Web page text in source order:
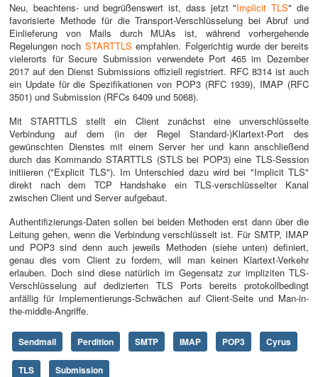
Neu, beachtens- und begrüßenswert ist, dass jetzt "Implicit TLS" die
favorisierte Methode für die Transport-Verschlüsselung bei Abruf und
Einlieferung von Mails durch MUAs ist, während vorhergehende
Regelungen noch STARTTLS empfahlen. Folgerichtig wurde der bereits
vielerorts für Secure Submission verwendete Port 465 im Dezember
2017 auf den Dienst Submissions offiziell registriert. RFC 8314 ist auch
ein Update für die Spezifikationen von POP3 (RFC 1939), IMAP (RFC
3501) und Submission (RFCs 6409 und 5068).
Mit STARTTLS stellt ein Client zunächst eine unverschlüsselte
Verbindung auf dem (in der Regel Standard-)Klartext-Port des
gewünschten Dienstes mit einem Server her und kann anschließend
durch das Kommando STARTTLS (STLS bei POP3) eine TLS-Session
initiieren ("Explicit TLS"). Im Unterschied dazu wird bei "Implicit TLS"
direkt nach dem TCP Handshake ein TLS-verschlüsselter Kanal
zwischen Client und Server aufgebaut.
Authentifizierungs-Daten sollen bei beiden Methoden erst dann über die
Leitung gehen, wenn die Verbindung verschlüsselt ist. Für SMTP, IMAP
und POP3 sind denn auch jeweils Methoden (siehe unten) definiert,
genau dies vom Client zu fordern, will man keinen Klartext-Verkehr
erlauben. Doch sind diese natürlich im Gegensatz zur impliziten TLS-
Verschlüsselung auf dedizierten TLS Ports bereits protokollbedingt
anfällig für Implementierungs-Schwächen auf Client-Seite und Man-in-
the-middle-Angriffe.
Sendmail Perdition SMTP IMAP POP3 Cyrus
TLS Submission